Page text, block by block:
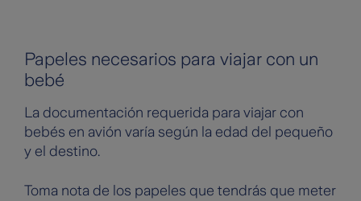
Papeles necesarios para viajar con un
bebé
La documentación requerida para viajar con
bebés en avión varía según la edad del pequeño
y el destino.
Toma nota de los papeles que tendrás que meter